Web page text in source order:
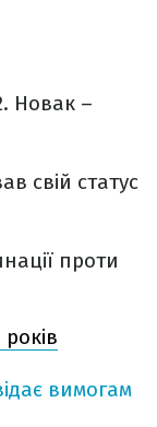
Новак –
свій статус
проти
вимогам